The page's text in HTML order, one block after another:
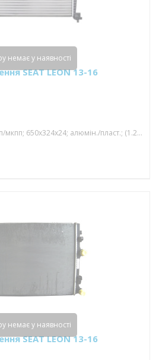
SEAT LEON 13-16
Примітка: з/без конд.; акпп/мкпп; 650x324x24; алюмін./пласт.; (1.2 tsi/1.6 tdi); механічний
немає у наявності
SEAT LEON 13-16
немає у наявності